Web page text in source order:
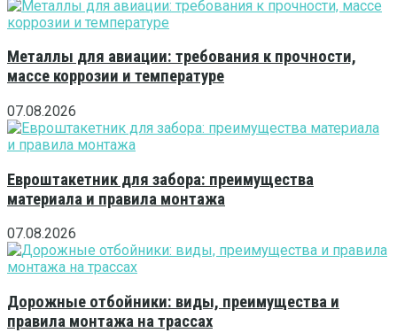
Металлы для авиации: требования к прочности,
массе коррозии и температуре
07.08.2026
Евроштакетник для забора: преимущества
материала и правила монтажа
07.08.2026
Дорожные отбойники: виды, преимущества и
правила монтажа на трассах